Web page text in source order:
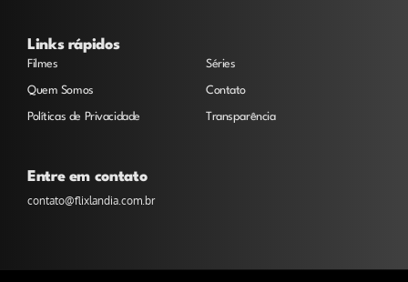
Links rápidos
Filmes Séries
Quem Somos Contato
Políticas de Privacidade Transparência
Entre em contato
contato@flixlandia.com.br